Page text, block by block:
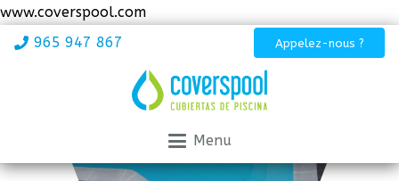
www.coverspool.com
965 947 867
Appelez-nous ?
Menu